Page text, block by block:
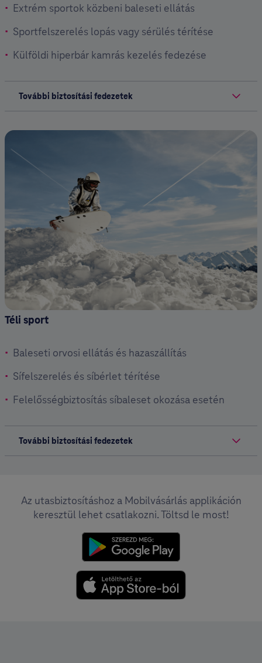
Extrém sportok közbeni baleseti ellátás
Sportfelszerelés lopás vagy sérülés térítése
Külföldi hiperbár kamrás kezelés fedezése
További biztosítási fedezetek
Téli sport
Baleseti orvosi ellátás és hazaszállítás
Sífelszerelés és síbérlet térítése
Felelősségbiztosítás síbaleset okozása esetén
További biztosítási fedezetek
Az utasbiztosításhoz a Mobilvásárlás applikáción
keresztül lehet csatlakozni. Töltsd le most!